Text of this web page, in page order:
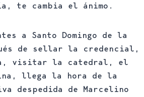
te cambia el ánimo.
a Santo Domingo de la
de sellar la credencial,
visitar la catedral, el
llega la hora de la
despedida de Marcelino